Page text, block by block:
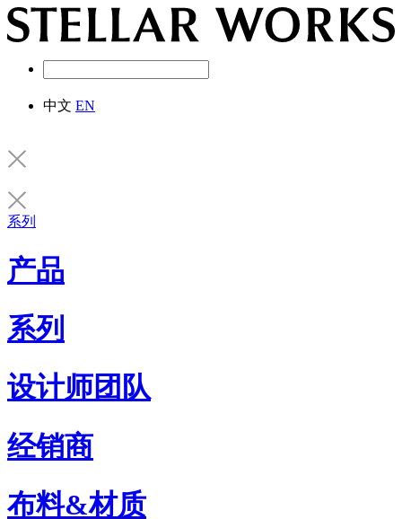
中文 EN
系列
产品
系列
设计师团队
经销商
布料&材质